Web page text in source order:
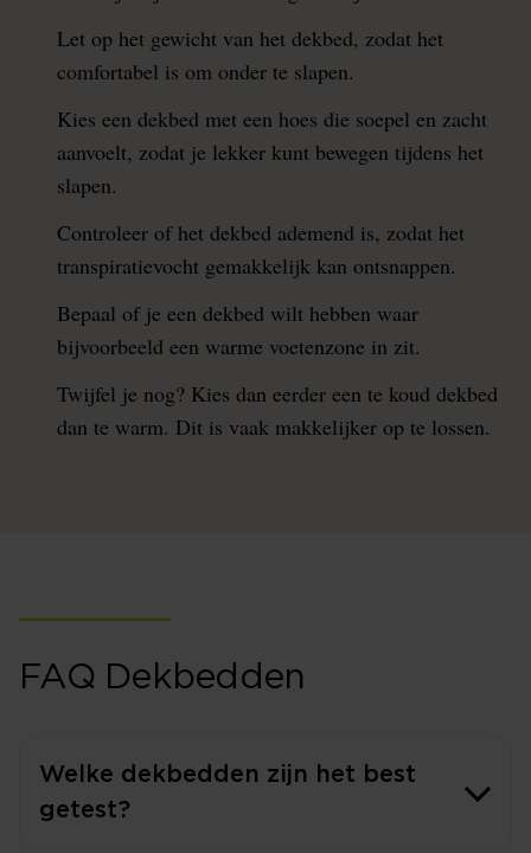
Let op het gewicht van het dekbed, zodat het
comfortabel is om onder te slapen.
Kies een dekbed met een hoes die soepel en zacht
aanvoelt, zodat je lekker kunt bewegen tijdens het
slapen.
Controleer of het dekbed ademend is, zodat het
transpiratievocht gemakkelijk kan ontsnappen.
Bepaal of je een dekbed wilt hebben waar
bijvoorbeeld een warme voetenzone in zit.
Twijfel je nog? Kies dan eerder een te koud dekbed
dan te warm. Dit is vaak makkelijker op te lossen.
FAQ Dekbedden
Welke dekbedden zijn het best
getest?